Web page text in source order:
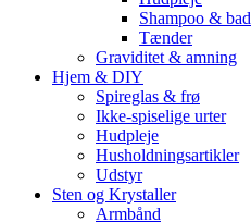
Shampoo & bad
Tænder
Graviditet & amning
Hjem & DIY
Spireglas & frø
Ikke-spiselige urter
Hudpleje
Husholdningsartikler
Udstyr
Sten og Krystaller
Armbånd